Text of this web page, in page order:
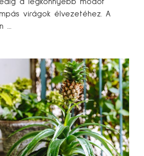
virágok élvezetéhez. A
…